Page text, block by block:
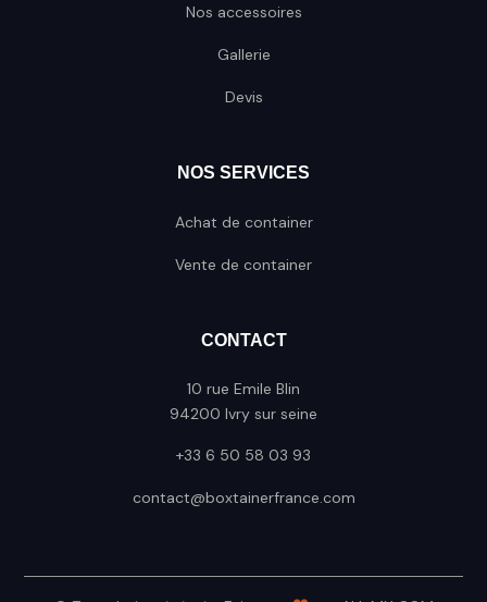
Nos accessoires
Gallerie
Devis
NOS SERVICES
Achat de container
Vente de container
CONTACT
10 rue Emile Blin
94200 Ivry sur seine
+33 6 50 58 03 93
contact@boxtainerfrance.com